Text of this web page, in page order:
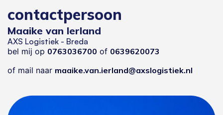
contactpersoon
Maaike van Ierland
AXS Logistiek - Breda
bel mij op 0763036700 of 0639620073
of mail naar maaike.van.ierland@axslogistiek.nl